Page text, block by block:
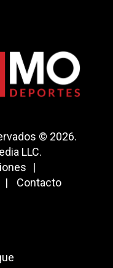
© 2026.
LLC.
Contacto